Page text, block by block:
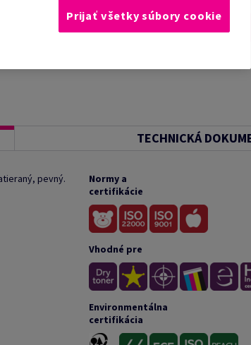
TECHNICKÁ
pevný.
Normy a
certifikácie
Vhodné pre
Environmentálna
certifikácia
Prijať všetky súbory cookie